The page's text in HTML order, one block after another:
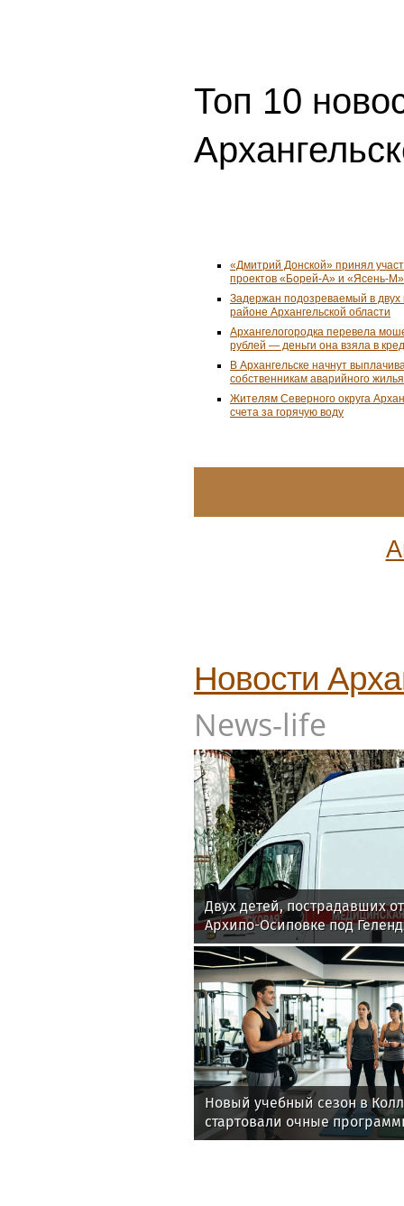
Топ 10
«Дмитрий Донской» принял
проектов «Борей-А» и «Ясень-М»
Задержан подозреваемый в
районе Архангельской области
Архангелогородка перевела
рублей — деньги она взяла в
В Архангельске начнут
собственникам аварийного жилья
Жителям Северного округа
счета за горячую воду
Новости
News-life
Двух детей, пострадавших
Архипо-Осиповке под
на лечение в Москву
Новый учебный сезон в
стартовали очные
фитнес-тренеров и